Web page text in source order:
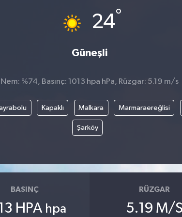
24°
Güneşli
Nem: %74, Basınç: 1013 hpa hPa, Rüzgar: 5.19 m/s
Kapaklı Malkara Marmaraereğlisi
Şarköy
BASINÇ
HPA hpa
RÜZGAR
5.19 M/S